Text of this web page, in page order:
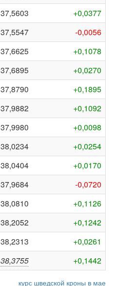
37,5603
+0,0377
37,5547
-0,0056
37,6625
+0,1078
37,6895
+0,0270
37,8790
+0,1895
37,9882
+0,1092
37,9980
+0,0098
38,0234
+0,0254
38,0404
+0,0170
37,9684
-0,0720
38,0810
+0,1126
38,2052
+0,1242
38,2313
+0,0261
38,3755 +0,1442
курс шведской кроны в мае